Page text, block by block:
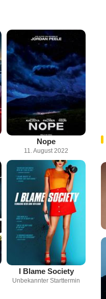
Nope
11. August 2022
I Blame Society
Unbekannter Starttermin